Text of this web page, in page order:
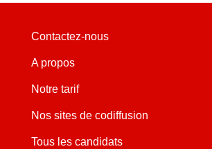
Contactez-nous
A propos
Notre tarif
Nos sites de codiffusion
Tous les candidats